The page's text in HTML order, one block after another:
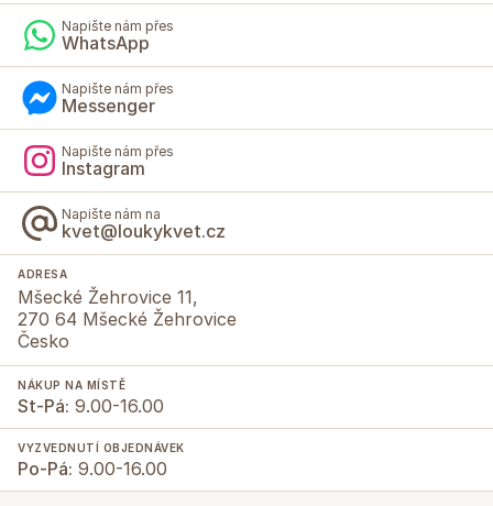
Napište nám přes
WhatsApp
Napište nám přes
Messenger
Napište nám přes
Instagram
Napište nám na
kvet@loukykvet.cz
ADRESA
Mšecké Žehrovice 11,
270 64 Mšecké Žehrovice
Česko
NÁKUP NA MÍSTĚ
St-Pá: 9.00-16.00
VYZVEDNUTÍ OBJEDNÁVEK
Po-Pá: 9.00-16.00